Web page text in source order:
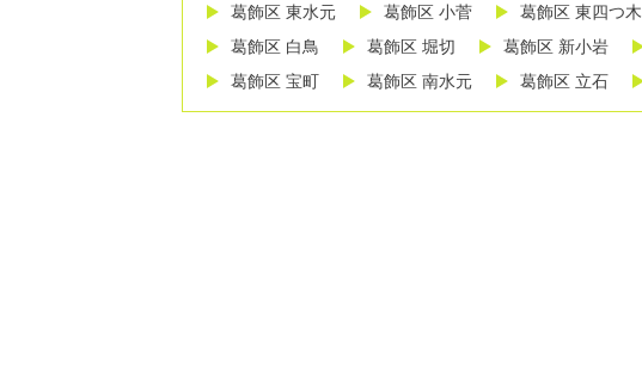
葛飾区 東水元
葛飾区 小菅 葛飾区 東四つ木
葛飾区 白鳥
葛飾区 堀切 葛飾区 新小岩
葛飾区 宝町
葛飾区 南水元 葛飾区 立石